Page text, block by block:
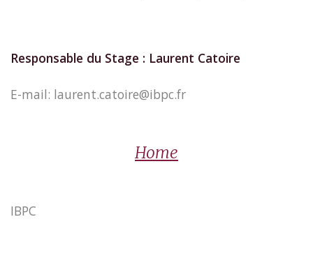
Responsable du Stage : Laurent Catoire
E-mail: laurent.catoire@ibpc.fr
Home
IBPC